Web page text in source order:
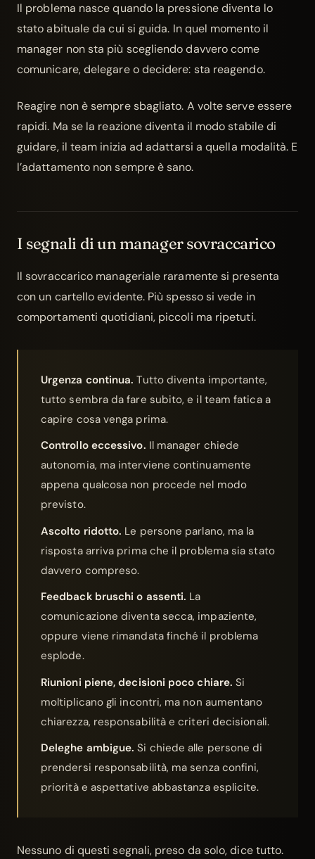
Il problema nasce quando la pressione diventa lo
stato abituale da cui si guida. In quel momento il
manager non sta più scegliendo davvero come
comunicare, delegare o decidere: sta reagendo.
Reagire non è sempre sbagliato. A volte serve essere
rapidi. Ma se la reazione diventa il modo stabile di
guidare, il team inizia ad adattarsi a quella modalità. E
l’adattamento non sempre è sano.
I segnali di un manager sovraccarico
Il sovraccarico manageriale raramente si presenta
con un cartello evidente. Più spesso si vede in
comportamenti quotidiani, piccoli ma ripetuti.
Urgenza continua. Tutto diventa importante,
tutto sembra da fare subito, e il team fatica a
capire cosa venga prima.
Controllo eccessivo. Il manager chiede
autonomia, ma interviene continuamente
appena qualcosa non procede nel modo
previsto.
Ascolto ridotto. Le persone parlano, ma la
risposta arriva prima che il problema sia stato
davvero compreso.
Feedback bruschi o assenti. La
comunicazione diventa secca, impaziente,
oppure viene rimandata finché il problema
esplode.
Riunioni piene, decisioni poco chiare. Si
moltiplicano gli incontri, ma non aumentano
chiarezza, responsabilità e criteri decisionali.
Deleghe ambigue. Si chiede alle persone di
prendersi responsabilità, ma senza confini,
priorità e aspettative abbastanza esplicite.
Nessuno di questi segnali, preso da solo, dice tutto.